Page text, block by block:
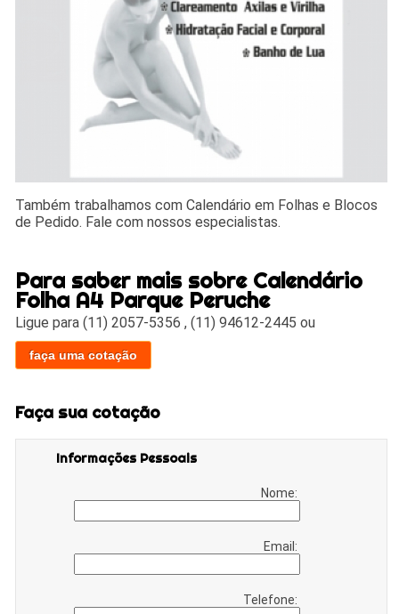
Também trabalhamos com Calendário em Folhas e Blocos
de Pedido. Fale com nossos especialistas.
Para saber mais sobre Calendário
Folha A4 Parque Peruche
Ligue para(11) 2057-5356 ,(11) 94612-2445 ou
faça uma cotação
Faça sua cotação
Informações Pessoais
Nome:
Email:
Telefone: